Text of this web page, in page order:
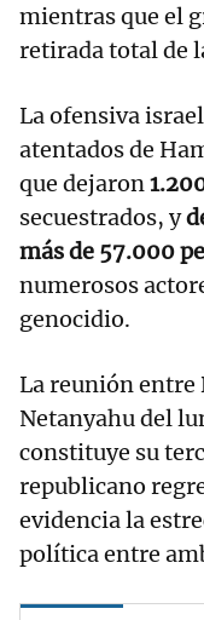
mientras que el
retirada total de
La ofensiva
atentados de
que dejaron
secuestrados, y
más de 57.000
numerosos
genocidio.
La reunión entre
Netanyahu del
constituye su
republicano
evidencia la
política entre